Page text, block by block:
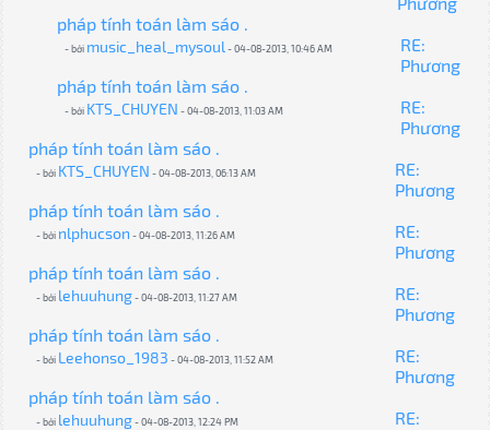
pháp tính toán làm sáo .
- bởi music_heal_mysoul- 04-08-2013, 10:46 AM
RE:
Phương
pháp tính toán làm sáo .
- bởi KTS_CHUYEN - 04-08-2013, 11:03 AM
RE:
Phương
pháp tính toán làm sáo .
- bởi KTS_CHUYEN - 04-08-2013, 06:13 AM
RE:
Phương
pháp tính toán làm sáo .
- bởi nlphucson - 04-08-2013, 11:26 AM
RE:
Phương
pháp tính toán làm sáo .
- bởi lehuuhung- 04-08-2013, 11:27 AM
RE:
Phương
pháp tính toán làm sáo .
- bởi Leehonso_1983 - 04-08-2013, 11:52 AM
RE:
Phương
pháp tính toán làm sáo .
- bởi lehuuhung- 04-08-2013, 12:24 PM
RE: